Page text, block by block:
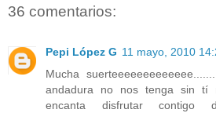
36 comentarios:
Pepi López G 11 mayo, 2010
Mucha
andadura no nos tenga sin tí
encanta disfrutar